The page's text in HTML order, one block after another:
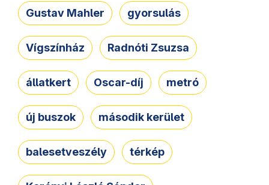
Gustav Mahler gyorsulás
Vígszínház Radnóti Zsuzsa
állatkert Oscar-díj metró
új buszok második kerület
balesetveszély térkép